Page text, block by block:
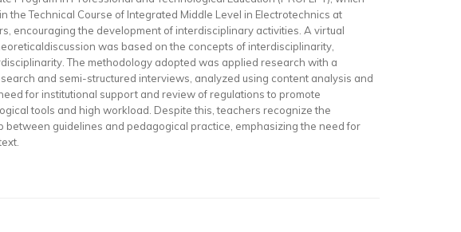
Technical Course of Integrated Middle Level in Electrotechnics at
encouraging the development of interdisciplinary activities. A virtual
was based on the concepts of interdisciplinarity,
The methodology adopted was applied research with a
and semi-structured interviews, analyzed using content analysis and
for institutional support and review of regulations to promote
tools and high workload. Despite this, teachers recognize the
guidelines and pedagogical practice, emphasizing the need for